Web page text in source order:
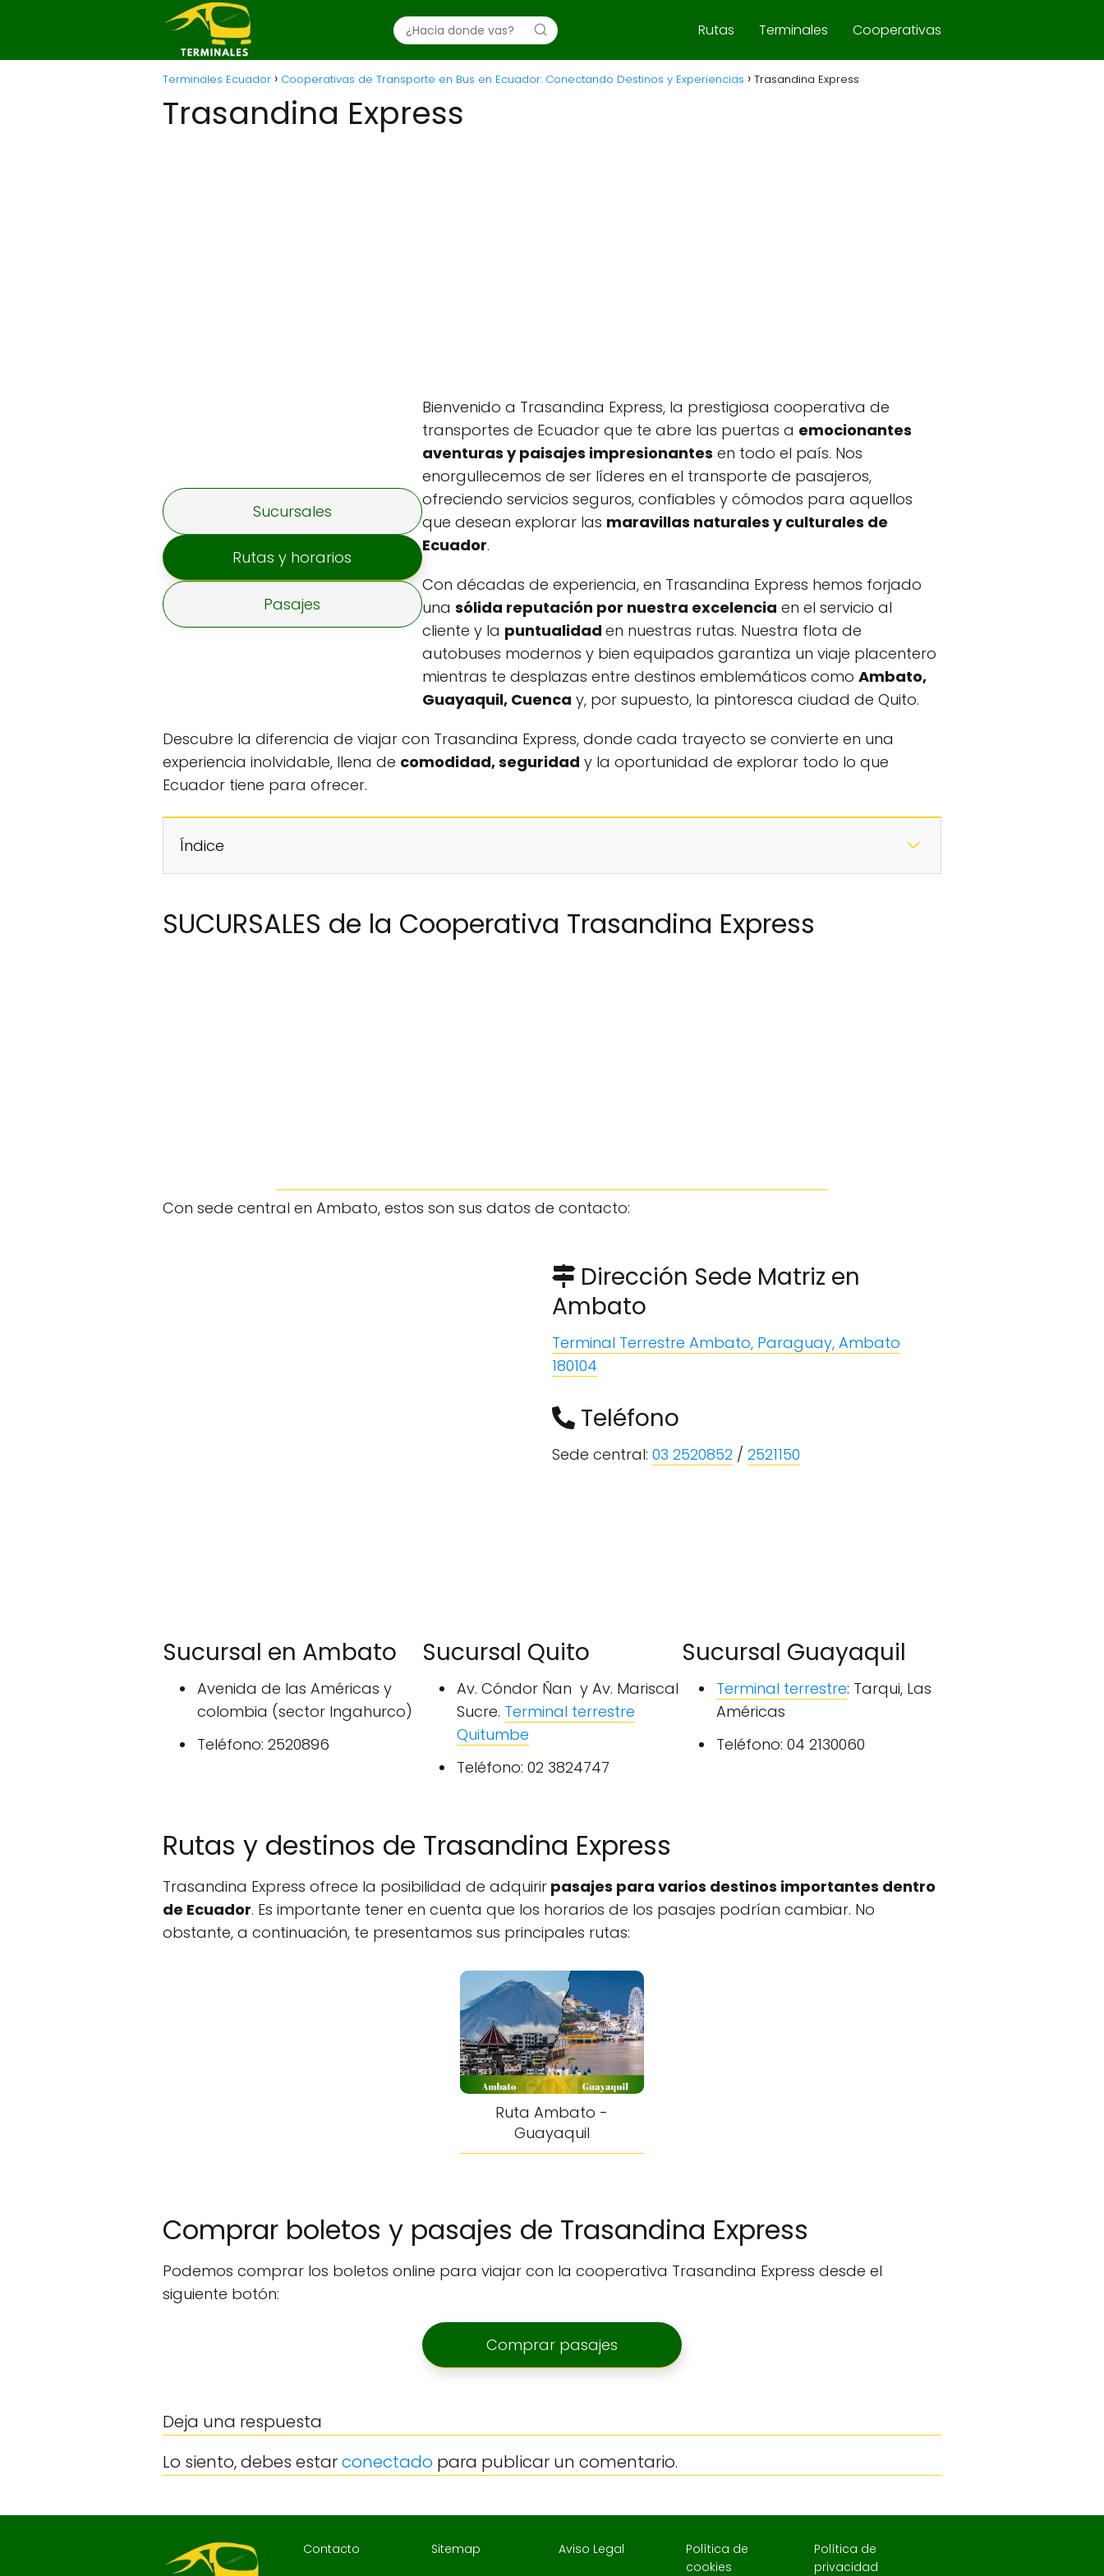
Rutas Terminales Cooperativas
Terminales Ecuador Cooperativas de Transporte en Bus en Ecuador: Conectando Destinos y Experiencias Trasandina Express
Trasandina Express
Sucursales
Rutas y horarios
Pasajes
Bienvenido a Trasandina Express, la prestigiosa cooperativa de
transportes de Ecuador que te abre las puertas a emocionantes
aventuras y paisajes impresionantes en todo el país. Nos
enorgullecemos de ser líderes en el transporte de pasajeros,
ofreciendo servicios seguros, confiables y cómodos para aquellos
que desean explorar las maravillas naturales y culturales de
Ecuador.
Con décadas de experiencia, en Trasandina Express hemos forjado
una sólida reputación por nuestra excelencia en el servicio al
cliente y la puntualidad en nuestras rutas. Nuestra flota de
autobuses modernos y bien equipados garantiza un viaje placentero
mientras te desplazas entre destinos emblemáticos como Ambato,
Guayaquil, Cuenca y, por supuesto, la pintoresca ciudad de Quito.
Descubre la diferencia de viajar con Trasandina Express, donde cada trayecto se convierte en una
experiencia inolvidable, llena de comodidad, seguridad y la oportunidad de explorar todo lo que
Ecuador tiene para ofrecer.
Índice
SUCURSALES de la Cooperativa Trasandina Express
Con sede central en Ambato, estos son sus datos de contacto:
Dirección Sede Matriz en
Ambato
Terminal Terrestre Ambato, Paraguay, Ambato
180104
Teléfono
Sede central: 03 2520852 / 2521150
Sucursal en Ambato
Avenida de las Américas y
colombia (sector Ingahurco)
Teléfono: 2520896
Sucursal Quito
Av. Cóndor Ñan y Av. Mariscal
Sucre. Terminal terrestre
Quitumbe
Teléfono: 02 3824747
Sucursal Guayaquil
Terminal terrestre: Tarqui, Las
Américas
Teléfono: 04 2130060
Rutas y destinos de Trasandina Express
Trasandina Express ofrece la posibilidad de adquirir pasajes para varios destinos importantes dentro
de Ecuador. Es importante tener en cuenta que los horarios de los pasajes podrían cambiar. No
obstante, a continuación, te presentamos sus principales rutas:
Ruta Ambato -
Guayaquil
Comprar boletos y pasajes de Trasandina Express
Podemos comprar los boletos online para viajar con la cooperativa Trasandina Express desde el
siguiente botón:
Comprar pasajes
Deja una respuesta
Lo siento, debes estarconectado para publicar un comentario.
Contacto Sitemap Aviso Legal
Política de
cookies
Política de
privacidad